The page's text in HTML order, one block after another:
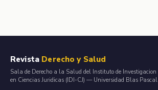
Revista Derecho y Salud
Sala de Derecho a la Salud del Instituto de Investigacion
en Ciencias Juridicas (IDI-CJ) — Universidad Blas Pascal